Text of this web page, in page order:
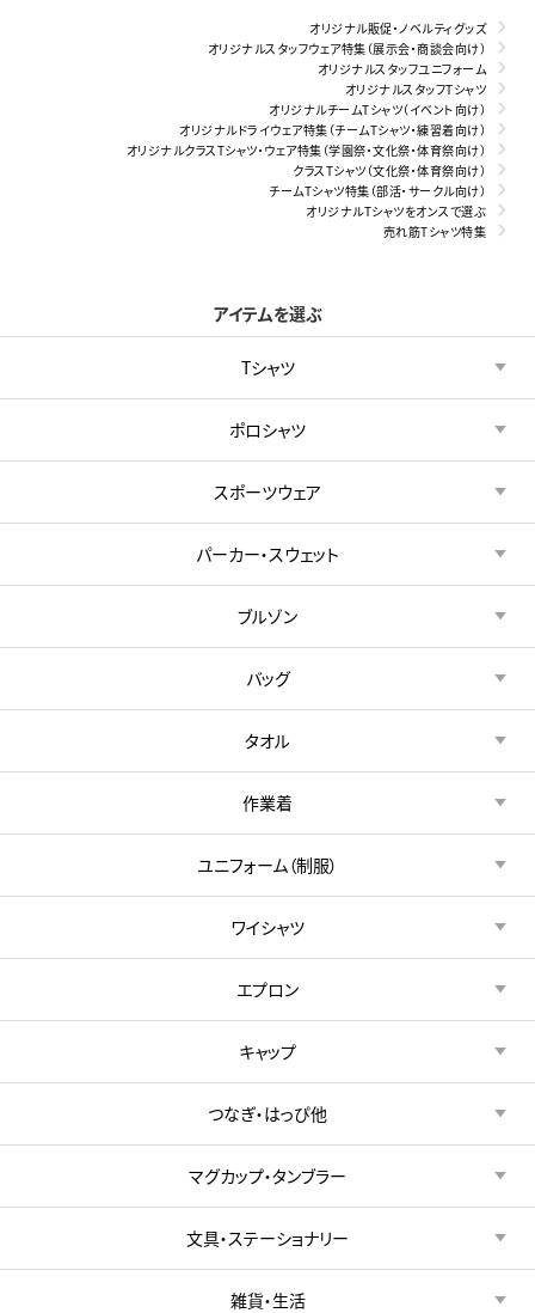
オリジナル販促・ノベルティグッズ
オリジナルスタッフウェア特集（展示会・商談会向け）
オリジナルスタッフユニフォーム
オリジナルスタッフTシャツ
オリジナルチームTシャツ（イベント向け）
オリジナルドライウェア特集（チームTシャツ・練習着向け）
オリジナルクラスTシャツ・ウェア特集（学園祭・文化祭・体育祭向け）
クラスTシャツ（文化祭・体育祭向け）
チームTシャツ特集（部活・サークル向け）
オリジナルTシャツをオンスで選ぶ
売れ筋Tシャツ特集
アイテムを選ぶ
Tシャツ
ポロシャツ
スポーツウェア
パーカー・スウェット
ブルゾン
バッグ
タオル
作業着
ユニフォーム（制服）
ワイシャツ
エプロン
キャップ
つなぎ・はっぴ他
マグカップ・タンブラー
文具・ステーショナリー
雑貨・生活